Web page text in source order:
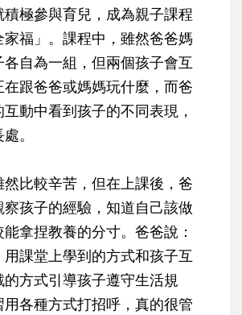
極參與育兒，成為親子課程
家福」。課程中，雖然爸爸媽
自為一組，但兩個孩子會互
跟爸爸或媽媽玩什麼，而爸
動中看到孩子的不同表現，
。
比較辛苦，但在上課後，爸
孩子的經驗，知道自己該做
拿捏教養的分寸。爸爸說：
用課堂上學到的方式和孩子互
方式引導孩子遵守生活規
各種方式打招呼，真的很管